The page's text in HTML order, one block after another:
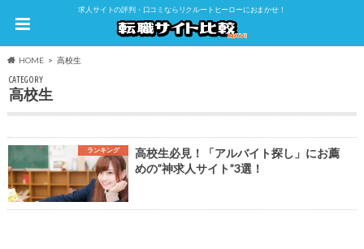
求人サイトの評判・口コミならリクルートヒーローにおまかせ！
HOME 高校生
CATEGORY
高校生
ランキング
高校生必見！「アルバイト探し」にお薦
めの”神求人サイト”3選！